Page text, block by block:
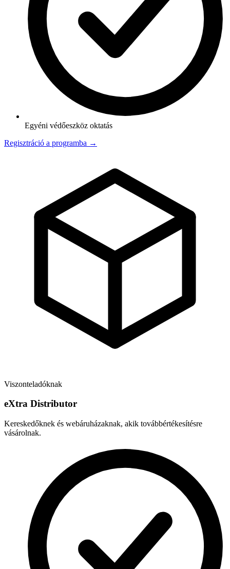
Egyéni védőeszköz oktatás
Regisztráció a programba →
Viszonteladóknak
eXtra Distributor
Kereskedőknek és webáruházaknak, akik továbbértékesítésre
vásárolnak.